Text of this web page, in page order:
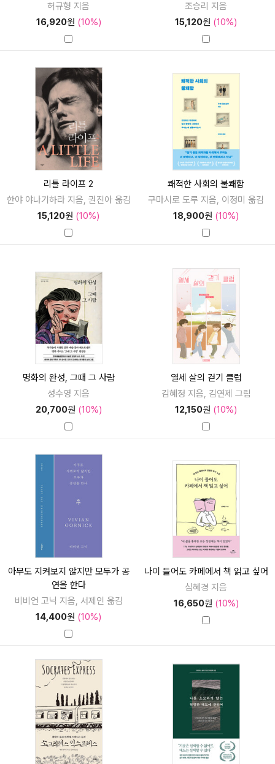
허규형 지음
16,920원 (10%)
조승리 지음
15,120원 (10%)
리틀 라이프 2
한야 야나기하라 지음, 권진아 옮김
15,120원 (10%)
쾌적한 사회의 불쾌함
구마시로 도루 지음, 이정미 옮김
18,900원 (10%)
명화의 완성, 그때 그 사람
성수영 지음
20,700원 (10%)
열세 살의 걷기 클럽
김혜정 지음, 김연제 그림
12,150원 (10%)
아무도 지켜보지 않지만 모두가 공
연을 한다
비비언 고닉 지음, 서제인 옮김
14,400원 (10%)
나이 들어도 카페에서 책 읽고 싶어
심혜경 지음
16,650원 (10%)